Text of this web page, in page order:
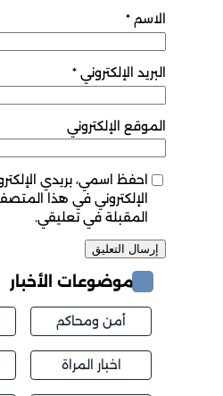
الاسم *
البريد الإلكتروني *
الموقع الإلكتروني
احفظ اسمي، بريدي
الإلكتروني في هذا
المقبلة في تعليقي.
موضوعات الأخبار
أمن ومحاكم
اخبار المراة